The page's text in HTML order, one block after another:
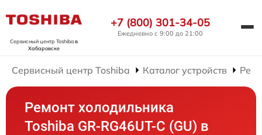
Сервисный центр Toshibaв
Хабаровске
+7 (800) 301-34-05
Ежедневно с 9:00 до 21:00
Сервисный центр Toshiba Каталог устройств
Ремонт холодильника
Toshiba GR-RG46UT-C (GU) в